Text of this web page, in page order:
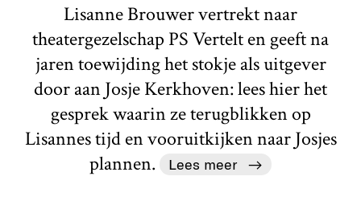
Lisanne Brouwer vertrekt naar
theatergezelschap PS Vertelt en geeft na
jaren toewijding het stokje als uitgever
door aan Josje Kerkhoven: lees hier het
gesprek waarin ze terugblikken op
Lisannes tijd en vooruitkijken naar Josjes
plannen.
Lees meer